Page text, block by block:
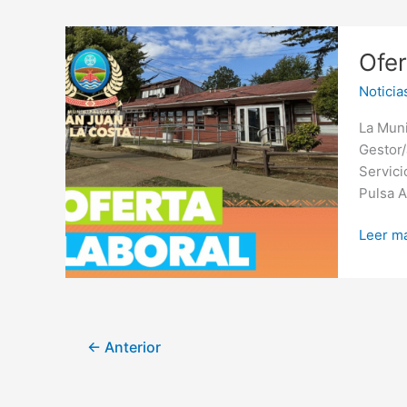
la
Costa”
La
Pulsa
laboral:
Leer
← Anterior